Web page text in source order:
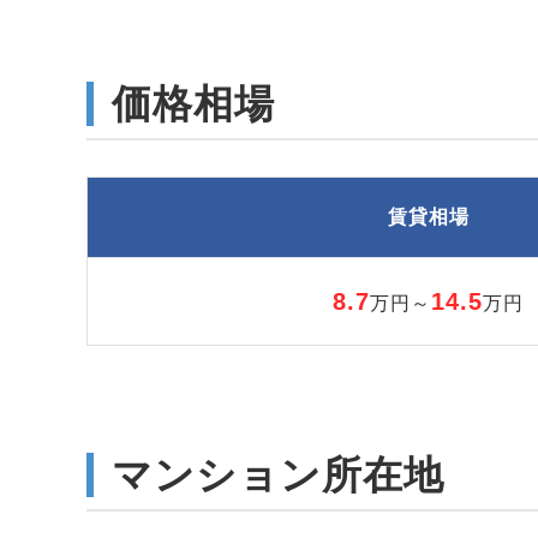
価格相場
賃貸相場
8.7万円～ 14.5万円
マンション所在地